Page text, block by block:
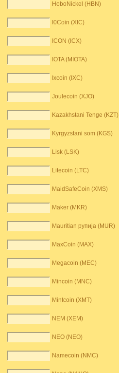
HoboNickel (HBN)
I0Coin (XIC)
ICON (ICX)
IOTA (MIOTA)
Ixcoin (IXC)
Joulecoin (XJO)
Kazakhstani Tenge (KZT)
Kyrgyzstani som (KGS)
Lisk (LSK)
Litecoin (LTC)
MaidSafeCoin (XMS)
Maker (MKR)
Mauritian рупија (MUR)
MaxCoin (MAX)
Megacoin (MEC)
Mincoin (MNC)
Mintcoin (XMT)
NEM (XEM)
NEO (NEO)
Namecoin (NMC)